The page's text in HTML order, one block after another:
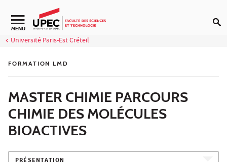
Aller au contenu
Navigation secondaire
MENU
Université Paris-Est Créteil
FORMATION LMD
MASTER CHIMIE PARCOURS
CHIMIE DES MOLÉCULES
BIOACTIVES